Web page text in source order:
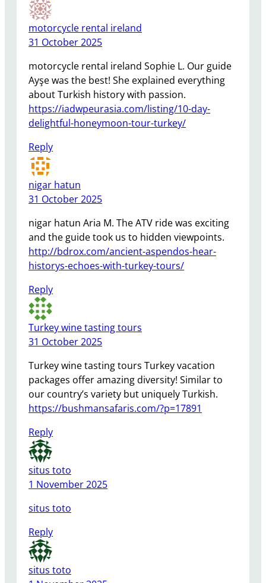
motorcycle rental ireland
31 October 2025
motorcycle rental ireland Sophie L. Our guide
Ayşe was the best! She explained everything
about Turkish history with passion.
https://iadwpeurasia.com/listing/10-day-
delightful-honeymoon-tour-turkey/
Reply
nigar hatun
31 October 2025
nigar hatun Aria M. The ATV ride was exciting
and the guide took us to hidden viewpoints.
http://bdrox.com/ancient-aspendos-hear-
historys-echoes-with-turkey-tours/
Reply
Turkey wine tasting tours
31 October 2025
Turkey wine tasting tours Turkey vacation
packages offer amazing diversity! Similar to
our country’s variety but uniquely Turkish.
https://bushmansafaris.com/?p=17891
Reply
situs toto
1 November 2025
situs toto
Reply
situs toto